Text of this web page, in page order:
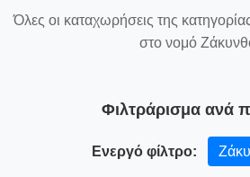
Όλες οι καταχωρήσεις της
στο νομό
Φιλτράρισμα ανά
Ενεργό φίλτρο: